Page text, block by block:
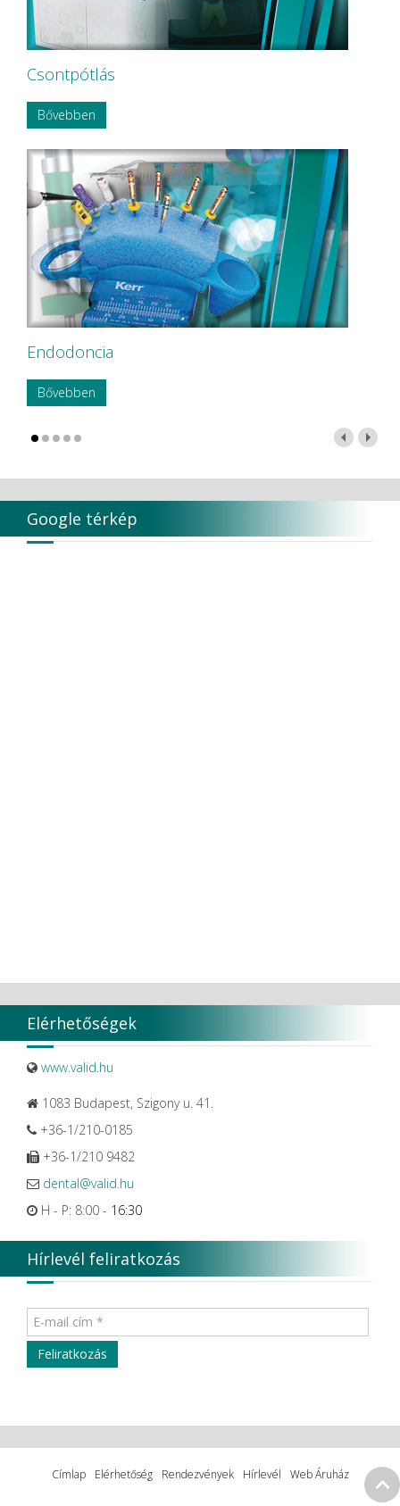
Csontpótlás
Bővebben
Endodoncia
Bővebben
Google térkép
Elérhetőségek
www.valid.hu
1083 Budapest, Szigony u. 41.
+36-1/210-0185
+36-1/210 9482
dental@valid.hu
H - P: 8:00 - 16:30
Hírlevél feliratkozás
Címlap Elérhetőség Rendezvények Hírlevél Web Áruház